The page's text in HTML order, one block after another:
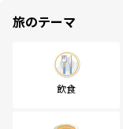
旅のテーマ
飲食